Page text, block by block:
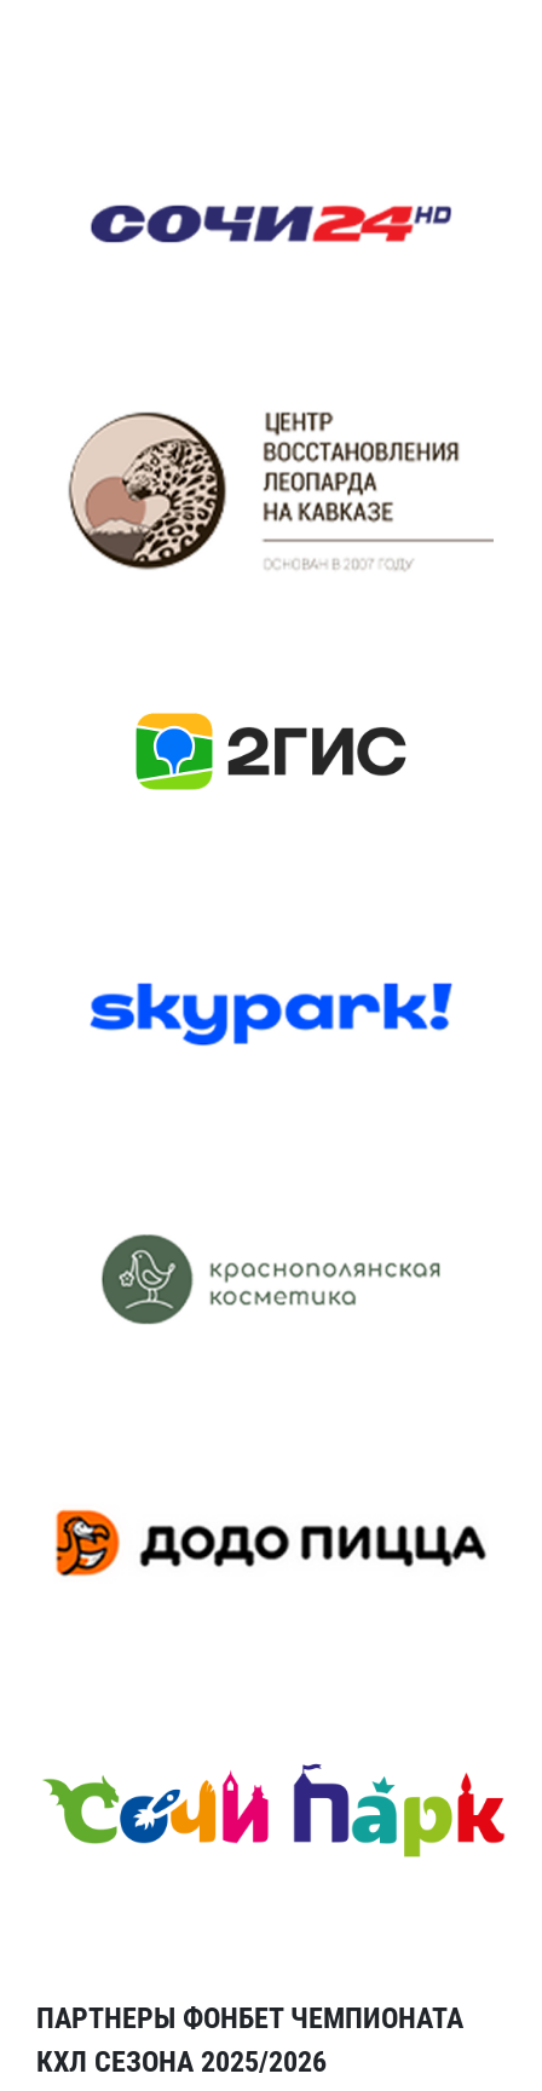
ПАРТНЕРЫ ФОНБЕТ ЧЕМПИОНАТА
КХЛ СЕЗОНА 2025/2026